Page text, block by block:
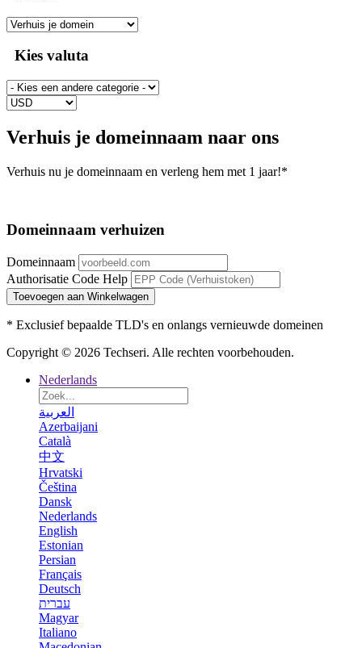
Kies valuta
Verhuis je domeinnaam naar ons
Verhuis nu je domeinnaam en verleng hem met 1 jaar!*
Domeinnaam verhuizen
Domeinnaam
Authorisatie Code Help
Toevoegen aan Winkelwagen
* Exclusief bepaalde TLD's en onlangs vernieuwde domeinen
Copyright © 2026 Techseri. Alle rechten voorbehouden.
Nederlands
العربية
Azerbaijani
Català
中文
Hrvatski
Čeština
Dansk
Nederlands
English
Estonian
Persian
Français
Deutsch
עברית
Magyar
Italiano